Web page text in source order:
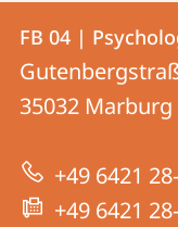
Kontakt
und
zur
Website
FB
04
Psychologie
FB 04 |
35032 Marburg
+49 6421
+49 6421